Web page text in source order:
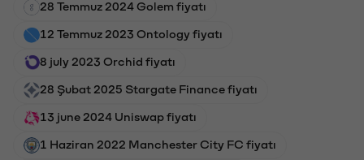
28 Temmuz 2024 Golem fiyatı
12 Temmuz 2023 Ontology fiyatı
8 july 2023 Orchid fiyatı
28 Şubat 2025 Stargate Finance fiyatı
13 june 2024 Uniswap fiyatı
1 Haziran 2022 Manchester City FC fiyatı